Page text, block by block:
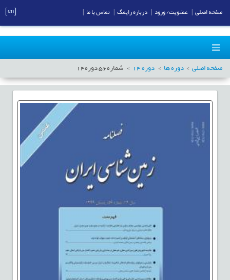
صفحه اصلی دوره ها دوره14 شماره56دوره14
صفحه اصلی عضویت/ ورود درباره رایمگ تماس با ما